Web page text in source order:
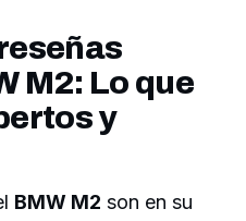
M2: Lo que
y
BMW M2 son en su